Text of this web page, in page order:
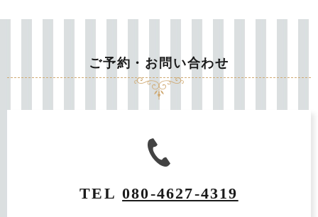
ご予約・お問い合わせ
TEL080-4627-4319